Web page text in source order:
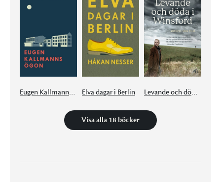
Eugen Kallmanns ögon Elva dagar i Berlin Levande och döda i Winsford
Visa alla 18 böcker